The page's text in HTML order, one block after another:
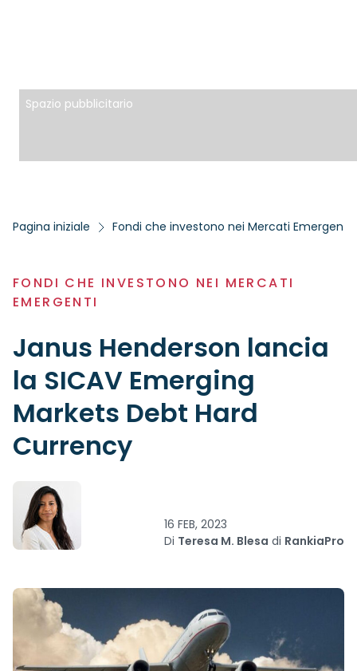
Spazio pubblicitario
Pagina iniziale Fondi che investono nei Mercati Emergenti
FONDI CHE INVESTONO NEI MERCATI
EMERGENTI
Janus Henderson lancia
la SICAV Emerging
Markets Debt Hard
Currency
16 FEB, 2023
Di Teresa M. Blesa di RankiaPro